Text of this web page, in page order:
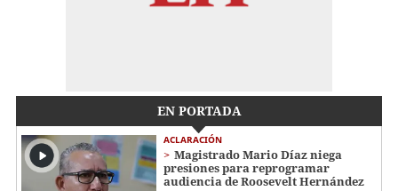
EN PORTADA
ACLARACIÓN
Magistrado Mario Díaz niega
presiones para reprogramar
audiencia de Roosevelt Hernández